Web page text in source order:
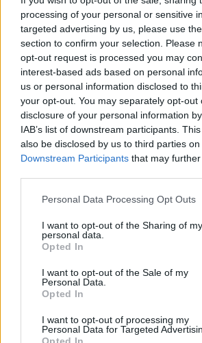
processing of your personal or sensitive
targeted advertising by us, please use
section to confirm your selection. Please
opt-out request is processed you may
interest-based ads based on personal
us or personal information disclosed to
your opt-out. You may separately opt-out
disclosure of your personal information
IAB’s list of downstream participants.
also be disclosed by us to third parties on
Downstream Participants that may
Personal Data Processing Opt Outs
I want to opt-out of the Sharing of my
personal data.
Opted In
I want to opt-out of the Sale of my
Personal Data.
Opted In
I want to opt-out of processing my
Personal Data for Targeted
Opted In
Διάβασε επίσης
Τουρκία: «Δεν στοχεύει
χώρα η αμυντική
Ακολουθήστε το onalert.gr
Newsκαι μάθετε πρώτοι όλες
για την άμυνα.